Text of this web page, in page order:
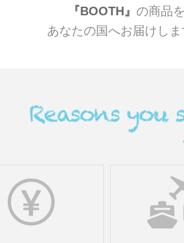
BOOTH
の商品を
あなたの国へお届けしま